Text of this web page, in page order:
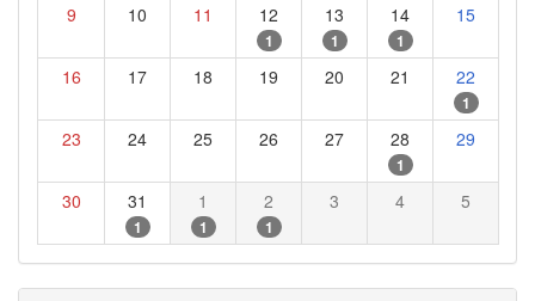
9 10 11 12
1
13
1
14
1
15
16 17 18 19 20 21 22
1
23 24 25 26 27 28
1
29
30 31
1
1
1
2
1
3 4 5